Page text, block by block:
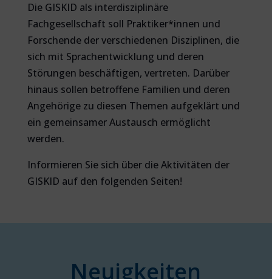
Die GISKID als interdisziplinäre
Fachgesellschaft soll Praktiker*innen und
Forschende der verschiedenen Disziplinen, die
sich mit Sprachentwicklung und deren
Störungen beschäftigen, vertreten. Darüber
hinaus sollen betroffene Familien und deren
Angehörige zu diesen Themen aufgeklärt und
ein gemeinsamer Austausch ermöglicht
werden.
Informieren Sie sich über die Aktivitäten der
GISKID auf den folgenden Seiten!
Neuigkeiten